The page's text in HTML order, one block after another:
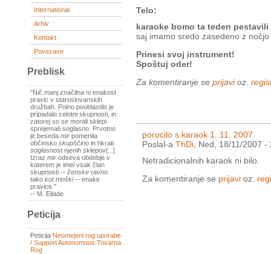
International
Arhiv
Kontakt
Povezave
Preblisk
"Nič manj značilna ni enakost
pravic v staroslovanskih
družbah. Polno pooblastilo je
pripadalo celotni skupnosti, in
zatorej so se morali sklepi
sprejemati soglasno. Prvotno
je beseda mir pomenila
občinsko skupščino in hkrati
soglasnostnjenih sklepov[...]
Izraz mir odseva obdobje v
katerem je imel vsak član
skupnosti -- ženske ravno
tako kot moški-- enake
pravice."
-- M. Eliade
Peticija
Peticija Neomejeni rog uporabe
/ Support Autonomous Tovarna
Rog
Telo:
karaoke bomo ta teden pestavili
saj imamo sredo zasedeno z
Prinesi svoj instrument!
Spoštuj oder!
Za komentiranje se prijavioz.
porocilo s karaok 1. 11. 2007
Poslal-a ThDi, Ned, 18/11/2007 -
Netradicionalnih karaok ni bilo.
Za komentiranje se prijavi oz.